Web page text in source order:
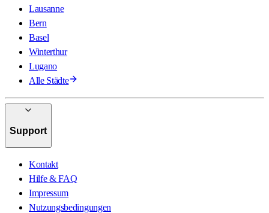
Lausanne
Bern
Basel
Winterthur
Lugano
Alle Städte
Support
Kontakt
Hilfe & FAQ
Impressum
Nutzungsbedingungen